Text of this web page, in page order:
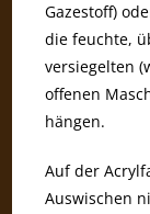
Gazestoff)
die feuchte,
versiegelten
offenen
hängen.
Auf der
Auswischen